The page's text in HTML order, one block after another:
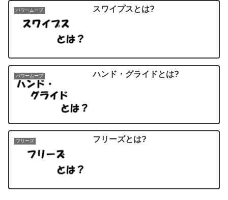
パワームーブ スワイプスとは?
パワームーブ ハンド・グライドとは?
フリーズ フリーズとは?